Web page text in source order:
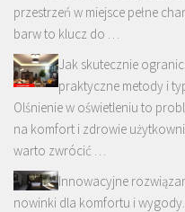
przestrzeń w miejsce pełne
barw to klucz do …
Jak skutecznie
praktyczne metody i
Olśnienie w oświetleniu to
na komfort i zdrowie
warto zwrócić …
Innowacyjne
nowinki dla komfortu i wygody.